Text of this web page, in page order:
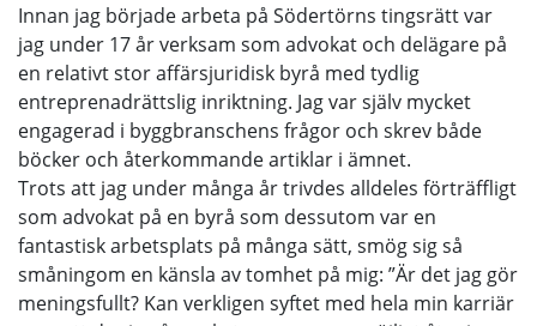
Innan jag började arbeta på Södertörns tingsrätt var
jag under 17 år verksam som advokat och delägare på
en relativt stor affärsjuridisk byrå med tydlig
entreprenadrättslig inriktning. Jag var själv mycket
engagerad i byggbranschens frågor och skrev både
böcker och återkommande artiklar i ämnet.
Trots att jag under många år trivdes alldeles förträffligt
som advokat på en byrå som dessutom var en
fantastisk arbetsplats på många sätt, smög sig så
småningom en känsla av tomhet på mig: ”Är det jag gör
meningsfullt? Kan verkligen syftet med hela min karriär